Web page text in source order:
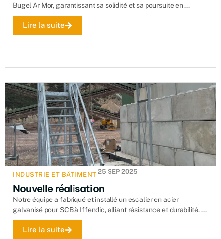
Bugel Ar Mor, garantissant sa solidité et sa poursuite en ...
Lire la suite
INDUSTRIE ET BÂTIMENT 25 SEP 2025
Nouvelle réalisation
Notre équipe a fabriqué et installé un escalier en acier
galvanisé pour SCB à Iffendic, alliant résistance et durabilité. ...
Lire la suite